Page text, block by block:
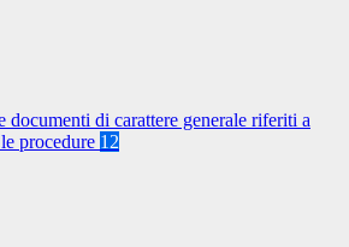
documenti di carattere generale riferiti a
procedure 12